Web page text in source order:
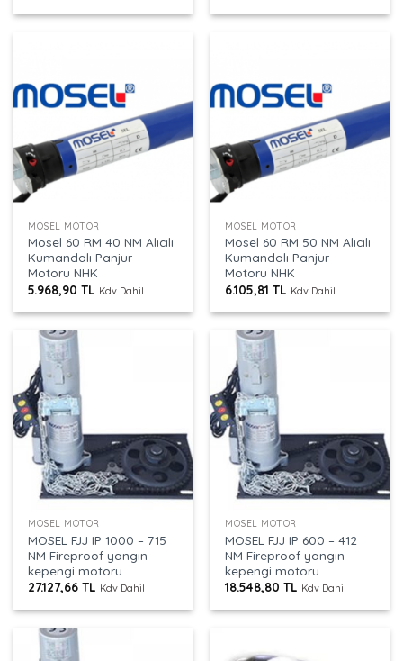
MOSEL MOTOR
Mosel 60 RM 40 NM Alıcılı
Kumandalı Panjur
Motoru NHK
5.968,90TL Kdv Dahil
MOSEL MOTOR
Mosel 60 RM 50 NM Alıcılı
Kumandalı Panjur
Motoru NHK
6.105,81TL Kdv Dahil
MOSEL MOTOR
MOSEL FJJ IP 1000 – 715
NM Fireproof yangın
kepengi motoru
27.127,66TL Kdv Dahil
MOSEL MOTOR
MOSEL FJJ IP 600 – 412
NM Fireproof yangın
kepengi motoru
18.548,80TL Kdv Dahil